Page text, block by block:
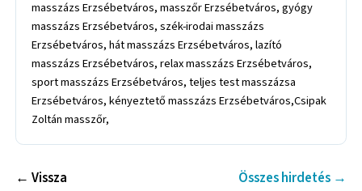
masszázs Erzsébetváros, masszőr Erzsébetváros, gyógy
masszázs Erzsébetváros, szék-irodai masszázs
Erzsébetváros, hát masszázs Erzsébetváros, lazító
masszázs Erzsébetváros, relax masszázs Erzsébetváros,
sport masszázs Erzsébetváros, teljes test masszázsa
Erzsébetváros, kényeztető masszázs Erzsébetváros,Csipak
Zoltán masszőr,
← Vissza Összes hirdetés →